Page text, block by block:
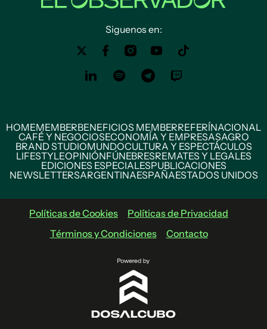
Siguenos en:
HOMEMEMBERBENEFICIOS MEMBERREFERÍNACIONAL
CAFÉ Y NEGOCIOSECONOMÍA Y EMPRESASAGRO
BRAND STUDIOMUNDOCULTURA Y ESPECTÁCULOS
LIFESTYLEOPINIÓNFÚNEBRESREMATES Y LEGALES
EDICIONES ESPECIALESPUBLICACIONES
NEWSLETTERSARGENTINAESPAÑAESTADOS UNIDOS
Políticas de Cookies
Políticas de Privacidad
Términos y Condiciones
Contacto